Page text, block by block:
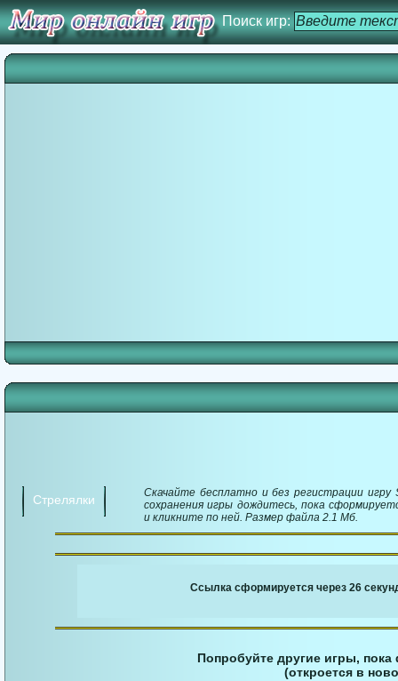
Поиск игр:
Стрелялки
Скачайте бесплатно и без регистрации игру
сохранения игры дождитесь, пока
и кликните по ней. Размер файла 2.1 Мб.
Ссылка сформируется через 25
Попробуйте другие игры,
(откроется в